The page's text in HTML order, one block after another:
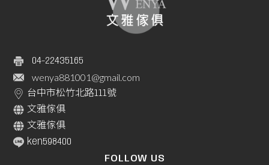
04-22435165
wenya881001@gmail.com
台中市松竹北路111號
文雅傢俱
文雅傢俱
ken598400
FOLLOW US